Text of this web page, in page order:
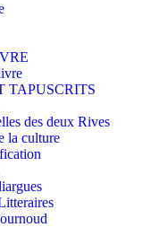
TAPUSCRITS
des deux Rives
la culture